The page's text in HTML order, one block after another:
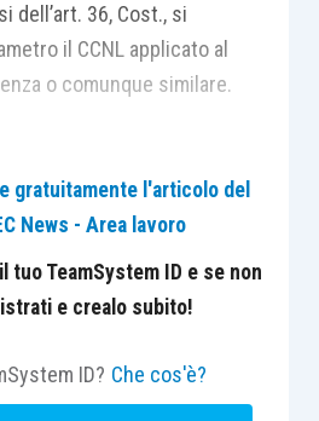
dell’art. 36, Cost., si
il CCNL applicato al
o comunque similare.
di lavoro per uno studio
essere stata regolarmente
di lavoro subordinato.
è pronunciata in merito
di lavoro subordinato
gratuitamente l'articolo del
News - Area lavoro
TeamSystem ID e se non
e crealo subito!
ID? Che cos'è?